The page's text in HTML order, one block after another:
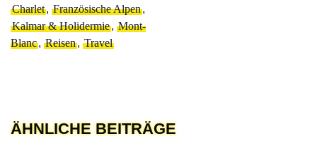
Charlet, Französische Alpen,
Kalmar & Holidermie, Mont-
Blanc, Reisen, Travel
ÄHNLICHE BEITRÄGE